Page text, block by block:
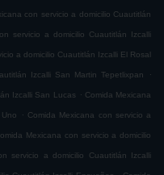
con servicio a domicilio Cuautitlán
servicio a domicilio Cuautitlán Izcalli
a domicilio Cuautitlán Izcalli El Rosal
Izcalli San Martin Tepetlixpan .
Izcalli San Lucas . Comida Mexicana
. Comida Mexicana con servicio a
Mexicana con servicio a domicilio
servicio a domicilio Cuautitlán Izcalli
.